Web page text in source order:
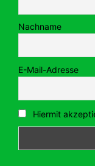
Nachname
E-Mail-Adresse
Hiermit